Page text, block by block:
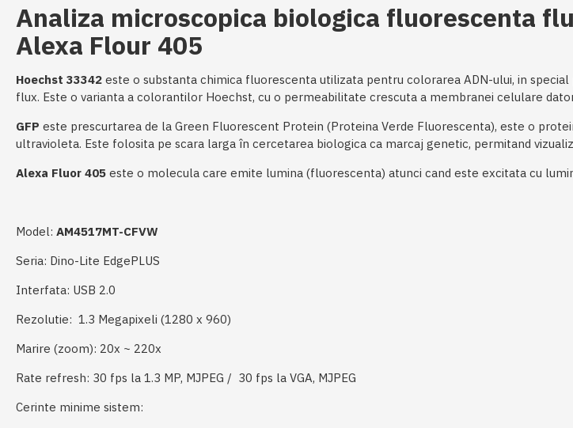
Analiza microscopica biologica fluorescenta
Alexa Flour 405
Hoechst 33342 este o substanta chimica fluorescenta utilizata pentru colorarea ADN-ului, in
flux. Este o varianta a colorantilor Hoechst, cu o permeabilitate crescuta a membranei celulare
GFP este prescurtarea de la Green Fluorescent Protein (Proteina Verde Fluorescenta), este o
ultravioleta. Este folosita pe scara larga în cercetarea biologica ca marcaj genetic, permitand
Alexa Fluor 405 este o molecula care emite lumina (fluorescenta) atunci cand este excitata cu
Model: AM4517MT-CFVW
Seria: Dino-Lite EdgePLUS
​Interfata: USB 2.0
Rezolutie: 1.3 Megapixeli (1280 x 960)
​Marire (zoom): 20x ~ 220x
Rate refresh: 30 fps la 1.3 MP, MJPEG / 30 fps la VGA, MJPEG
Cerinte minime sistem: